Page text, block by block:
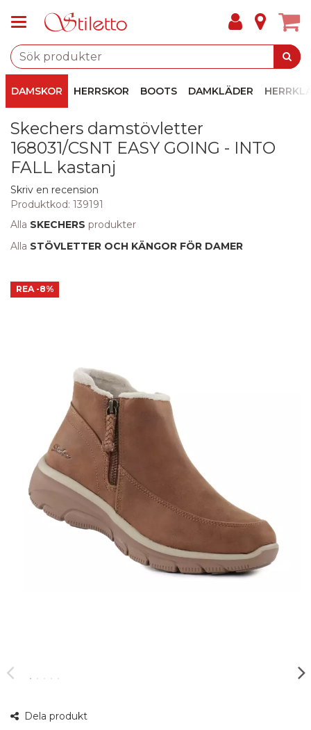
DAMSKOR HERRSKOR BOOTS DAMKLÄDER
Skechers damstövletter
168031/CSNT EASY GOING - INTO
FALL kastanj
Skriv en recension
Produktkod: 139191
Alla SKECHERS produkter
Alla STÖVLETTER OCH KÄNGOR FÖR DAMER
bild
REA -8%
Dela produkt